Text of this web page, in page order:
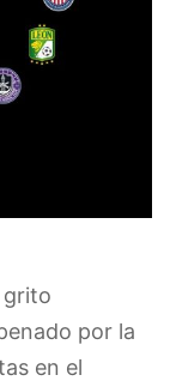
grito
por la
en el